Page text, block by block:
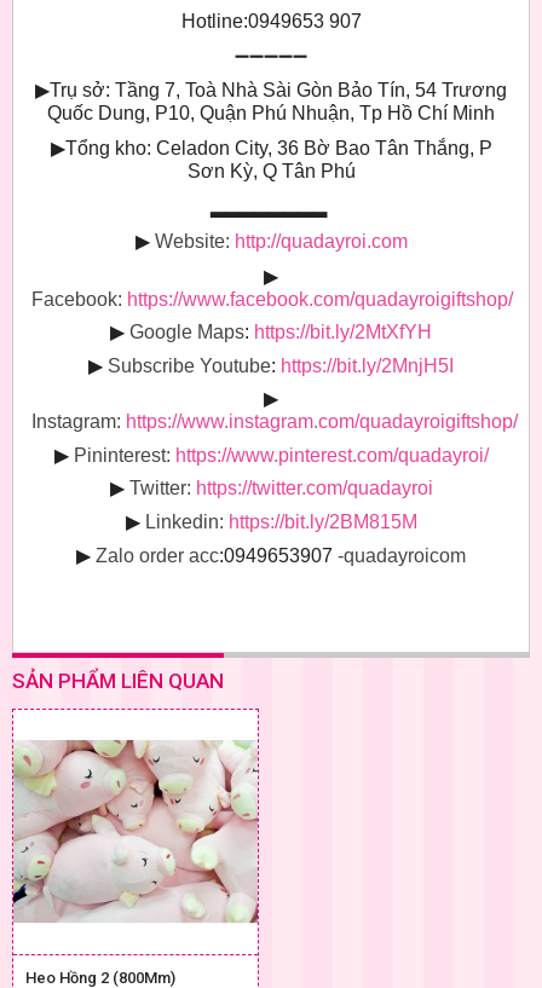
Hotline:0949653 907
➖➖➖➖➖
▶Trụ sở: Tầng 7, Toà Nhà Sài Gòn Bảo Tín, 54 Trương
Quốc Dung, P10, Quận Phú Nhuận, Tp Hồ Chí Minh
▶Tổng kho: Celadon City, 36 Bờ Bao Tân Thắng, P
Sơn Kỳ, Q Tân Phú
▶ Website: http://quadayroi.com
▶
Facebook: https://www.facebook.com/quadayroigiftshop/
▶ Google Maps: https://bit.ly/2MtXfYH
▶ Subscribe Youtube: https://bit.ly/2MnjH5I
▶
Instagram: https://www.instagram.com/quadayroigiftshop/
▶ Pininterest: https://www.pinterest.com/quadayroi/
▶ Twitter: https://twitter.com/quadayroi
▶ Linkedin: https://bit.ly/2BM815M
▶ Zalo order acc:0949653907 -quadayroicom
SẢN PHẨM LIÊN QUAN
Heo Hồng 2 (800Mm)